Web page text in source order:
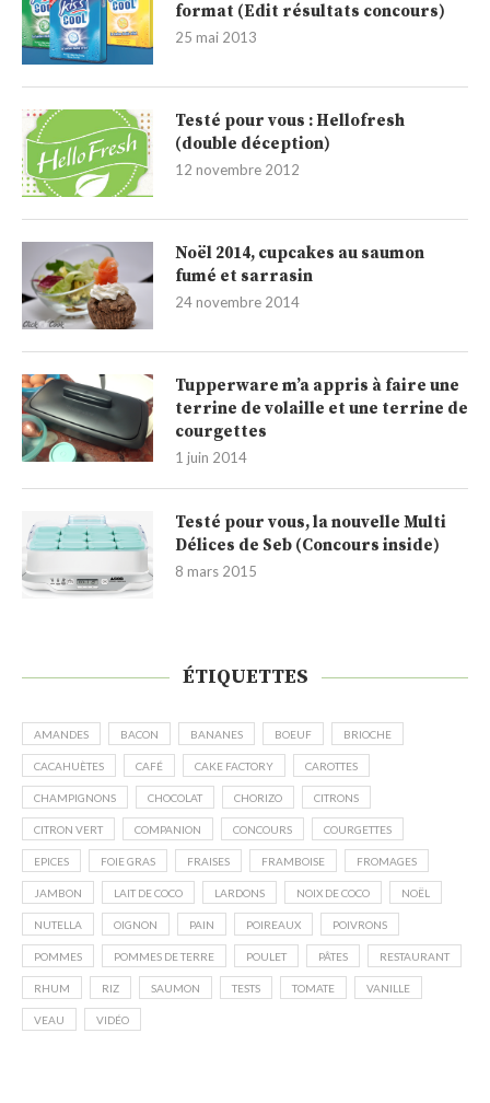
format (Edit résultats concours)
25 mai 2013
Testé pour vous : Hellofresh
(double déception)
12 novembre 2012
Noël 2014, cupcakes au saumon
fumé et sarrasin
24 novembre 2014
Tupperware m’a appris à faire une
terrine de volaille et une terrine de
courgettes
1 juin 2014
Testé pour vous, la nouvelle Multi
Délices de Seb (Concours inside)
8 mars 2015
ÉTIQUETTES
AMANDES BACON BANANES BOEUF BRIOCHE
CACAHUÈTES CAFÉ CAKE FACTORY CAROTTES
CHAMPIGNONS CHOCOLAT CHORIZO CITRONS
CITRON VERT COMPANION CONCOURS COURGETTES
EPICES FOIE GRAS FRAISES FRAMBOISE FROMAGES
JAMBON LAIT DE COCO LARDONS NOIX DE COCO NOËL
NUTELLA OIGNON PAIN POIREAUX POIVRONS
POMMES POMMES DE TERRE POULET PÂTES RESTAURANT
RHUM RIZ SAUMON TESTS TOMATE VANILLE
VEAU VIDÉO